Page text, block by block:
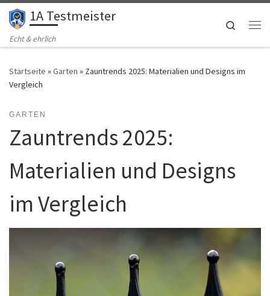
Zum Inhalt springen
1A Testmeister
Echt & ehrlich
Search
Startseite »Garten » Zauntrends 2025: Materialien und Designs im
Vergleich
GARTEN
Zauntrends 2025:
Materialien und Designs
im Vergleich